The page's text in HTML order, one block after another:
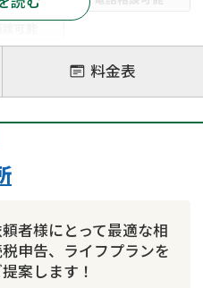
棄
相続登記
額請求
相続税申告
続き
税
料金表
者様にとって最適な相
申告、ライフプランを
案します！